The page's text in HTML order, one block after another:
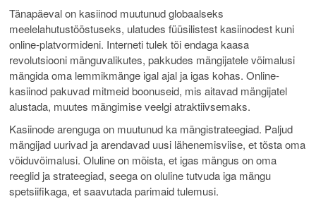
Tänapäeval on kasiinod muutunud globaalseks
meelelahutustööstuseks, ulatudes füüsilistest kasiinodest kuni
online-platvormideni. Interneti tulek tõi endaga kaasa
revolutsiooni mänguvalikutes, pakkudes mängijatele võimalusi
mängida oma lemmikmänge igal ajal ja igas kohas. Online-
kasiinod pakuvad mitmeid boonuseid, mis aitavad mängijatel
alustada, muutes mängimise veelgi atraktiivsemaks.
Kasiinode arenguga on muutunud ka mängistrateegiad. Paljud
mängijad uurivad ja arendavad uusi lähenemisviise, et tõsta oma
võiduvõimalusi. Oluline on mõista, et igas mängus on oma
reeglid ja strateegiad, seega on oluline tutvuda iga mängu
spetsiifikaga, et saavutada parimaid tulemusi.